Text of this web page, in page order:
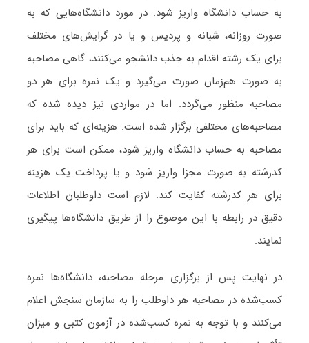
به حساب دانشگاه واریز شود. در مورد دانشگاه‌هایی که به
صورت روزانه، شبانه و پردیس و یا در گرایش‌های مختلف
برای یک رشته اقدام به جذب دانشجو می‌کنند، گاهی مصاحبه
به صورت هم‌زمان صورت می‌گیرد و یک نمره برای هر دو
مصاحبه منظور می‌گردد. اما در مواردی نیز دیده شده که
مصاحبه‌های مختلفی برگزار شده است. هزینه‌ای که باید برای
مصاحبه به حساب دانشگاه واریز ‌شود، ممکن است برای هر
کدرشته به صورت مجزا واریز شود و یا پرداخت یک هزینه
برای هر کدرشته کفایت کند. لازم است داوطلبان اطلاعات
دقیق در رابطه با این موضوع را از طریق دانشگاه‌ها پیگیری
نمایند.
در نهایت پس از برگزاری مرحله­ مصاحبه، دانشگاه‌ها نمره‌
کسب­‌شده در مصاحبه‌ هر داوطلب را به سازمان سنجش اعلام
می­‌کنند و با توجه به نمره‌ کسب‌شده در آزمون کتبی و میزان